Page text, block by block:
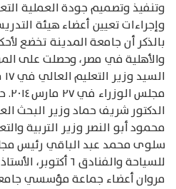
وتنفيذ وتصميم جودة العملية
وإجراءات تعيين أعضاء هيئة
بالذكر أن جامعة المدينة تخضع
والأهلية في مصر، وحصلت على
الدكتور شريف حماد وزير البحث
محمود أبو النصر وزير التربية
سلوى محمد عبد الباقي رئيس
للسياحة والفنادق ٦
مروان أعضاء جماعة مؤسسي